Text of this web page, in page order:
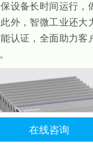
设备长时间运行，
外，智微工业还大
认证，全面助力客
在线咨询